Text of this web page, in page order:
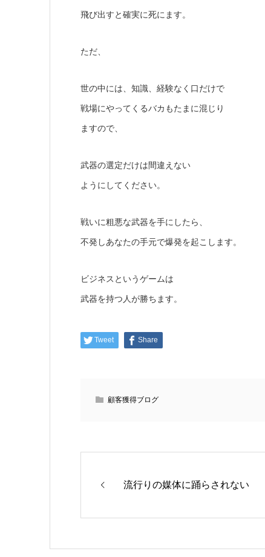
飛び出すと確実に死にます。
ただ、
世の中には、知識、経験なく口だけで
戦場にやってくるバカもたまに混じり
ますので、
武器の選定だけは間違えない
ようにしてください。
戦いに粗悪な武器を手にしたら、
不発しあなたの手元で爆発を起こします。
ビジネスというゲームは
武器を持つ人が勝ちます。
Tweet Share
顧客獲得ブログ
流行りの媒体に踊らされない